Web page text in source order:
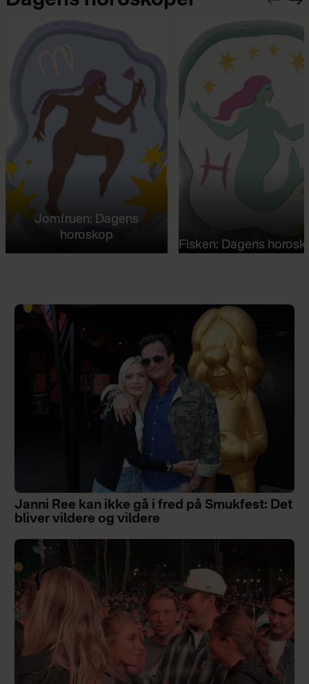
Jomfruen: Dagens
horoskop
Fisken: Dagens
Janni Ree kan ikke gå i fred på Smukfest: Det
bliver vildere og vildere